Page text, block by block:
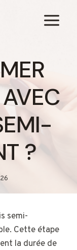
?
semi-
Cette étape
la durée de